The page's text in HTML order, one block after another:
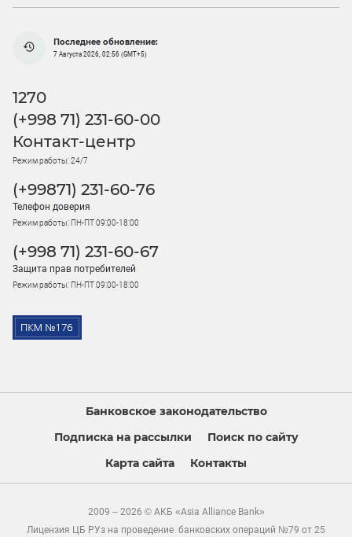
Последнее обновление:
7 Августа 2026, 02:56 (GMT+5)
1270
(+998 71) 231-60-00
Контакт-центр
Режим работы: 24/7
(+99871) 231-60-76
Телефон доверия
Режим работы: ПН-ПТ 09:00-18:00
(+998 71) 231-60-67
Защита прав потребителей
Режим работы: ПН-ПТ 09:00-18:00
Банковское законодательство
Подписка на рассылки
Поиск по сайту
Карта сайта
Контакты
2009 – 2026 © АКБ «Asia Alliance Bank»
Лицензия ЦБ РУз на проведение банковских операций №79 от 25